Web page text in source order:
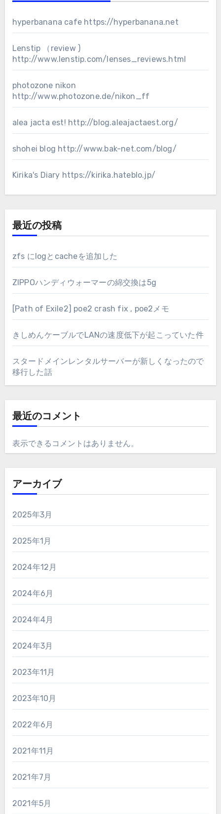
hyperbanana cafe https://hyperbanana.net
Lenstip （review )
http://www.lenstip.com/lenses_reviews.html
photozone nikon
http://www.photozone.de/nikon_ff
alea jacta est! http://blog.aleajactaest.org/
shohei blog http://www.bak-net.com/blog/
Kirika's Diary https://kirika.hateblo.jp/
最近の投稿
zfs にlogとcacheを追加した
ZIPPOハンディウォーマーの綿交換は5g
[Path of Exile2] poe2 crash fix , poe2メモ
きしめんケーブルでLANの速度低下が起こっていた件
スタードメインレンタルサーバーが新しくなったので
移行した話
最近のコメント
表示できるコメントはありません。
アーカイブ
2025年3月
2025年1月
2024年12月
2024年6月
2024年4月
2024年3月
2023年11月
2023年10月
2022年6月
2021年11月
2021年7月
2021年5月